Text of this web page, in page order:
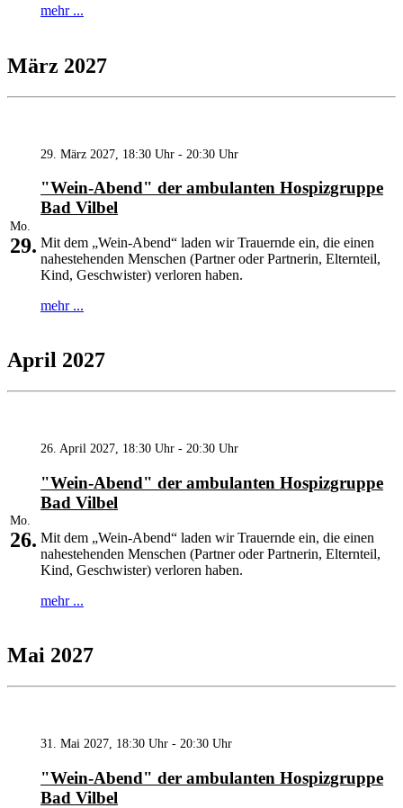
mehr ...
März 2027
Mo.
29.
29. März 2027, 18:30 Uhr - 20:30 Uhr
"Wein-Abend" der ambulanten Hospizgruppe
Bad Vilbel
Mit dem „Wein-Abend“ laden wir Trauernde ein, die einen
nahestehenden Menschen (Partner oder Partnerin, Elternteil,
Kind, Geschwister) verloren haben.
mehr ...
April 2027
Mo.
26.
26. April 2027, 18:30 Uhr - 20:30 Uhr
"Wein-Abend" der ambulanten Hospizgruppe
Bad Vilbel
Mit dem „Wein-Abend“ laden wir Trauernde ein, die einen
nahestehenden Menschen (Partner oder Partnerin, Elternteil,
Kind, Geschwister) verloren haben.
mehr ...
Mai 2027
31. Mai 2027, 18:30 Uhr - 20:30 Uhr
"Wein-Abend" der ambulanten Hospizgruppe
Bad Vilbel